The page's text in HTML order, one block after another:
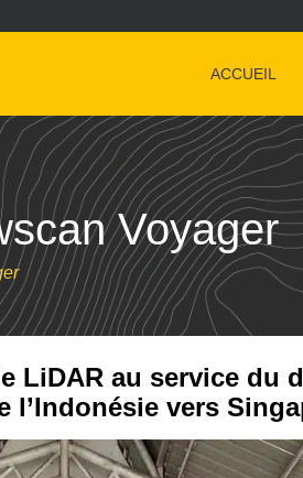
ACCUEIL
Voyager
LiDAR au service du
l’Indonésie vers